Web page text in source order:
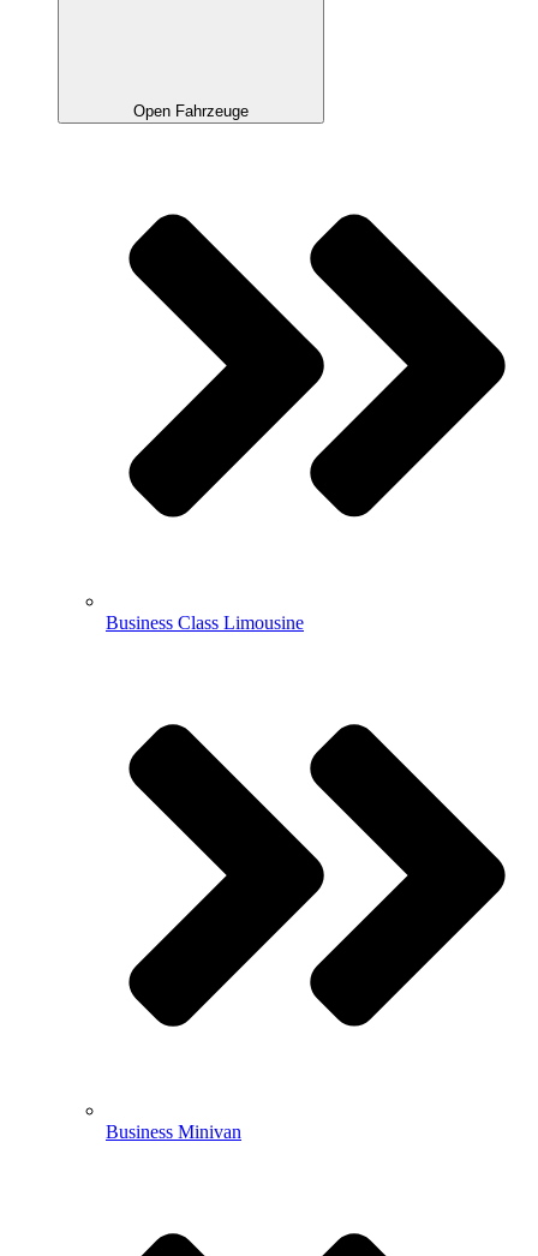
Open Fahrzeuge
Business Class Limousine
Business Minivan